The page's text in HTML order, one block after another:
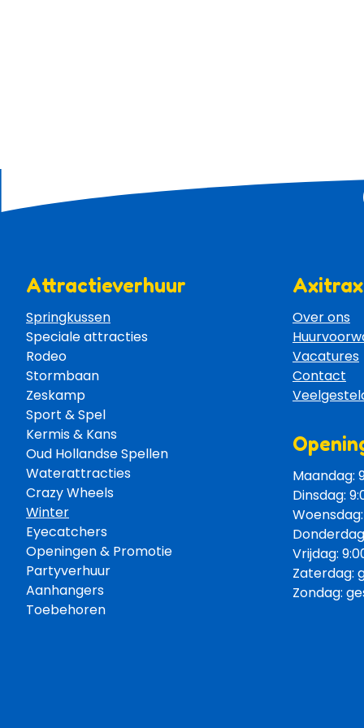
Attractieverhuur
Springkussen
Speciale attracties
Rodeo
Stormbaan
Zeskamp
Sport & Spel
Kermis & Kans
Oud Hollandse Spellen
Waterattracties
Crazy Wheels
Winter
Eyecatchers
Openingen & Promotie
Partyverhuur
Aanhangers
Toebehoren
Over ons
Vacatures
Contact
Maandag:
Dinsdag:
Vrijdag:
Zaterdag:
Zondag: